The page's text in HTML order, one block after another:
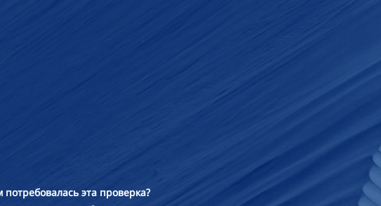
потребовалась эта проверка?